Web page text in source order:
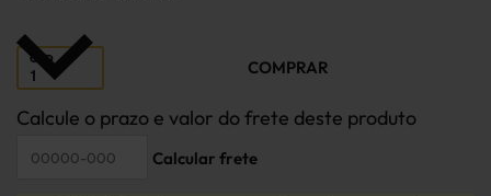
QTD COMPRAR
Calcule o prazo e valor do frete deste produto